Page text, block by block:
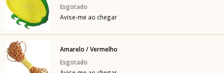
Avise-me ao chegar
Amarelo / Vermelho